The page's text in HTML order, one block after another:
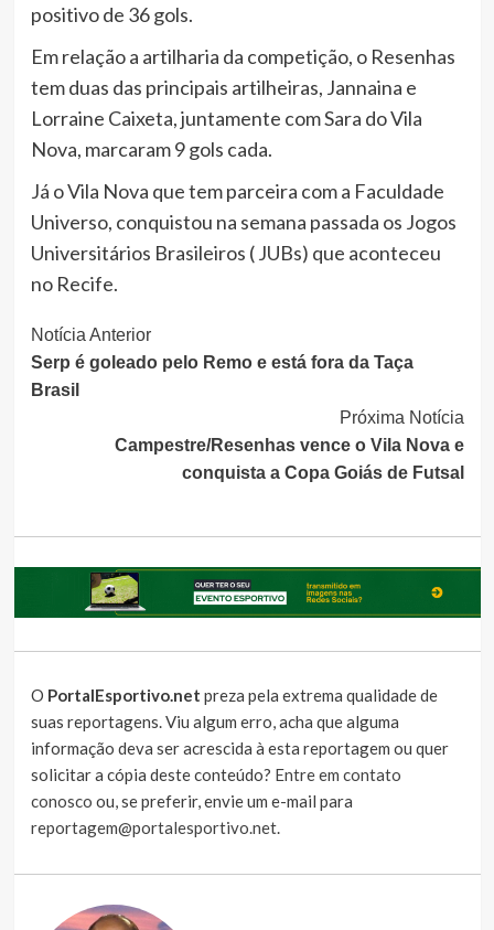
positivo de 36 gols.
Em relação a artilharia da competição, o Resenhas
tem duas das principais artilheiras, Jannaina e
Lorraine Caixeta, juntamente com Sara do Vila
Nova, marcaram 9 gols cada.
Já o Vila Nova que tem parceira com a Faculdade
Universo, conquistou na semana passada os Jogos
Universitários Brasileiros ( JUBs) que aconteceu
no Recife.
Continue
Lendo
Notícia Anterior
Serp é goleado pelo Remo e está fora da Taça
Brasil
Próxima Notícia
Campestre/Resenhas vence o Vila Nova e
conquista a Copa Goiás de Futsal
O PortalEsportivo.net preza pela extrema qualidade de
suas reportagens. Viu algum erro, acha que alguma
informação deva ser acrescida à esta reportagem ou quer
solicitar a cópia deste conteúdo? Entre em contato
conosco ou, se preferir, envie um e-mail para
reportagem@portalesportivo.net.